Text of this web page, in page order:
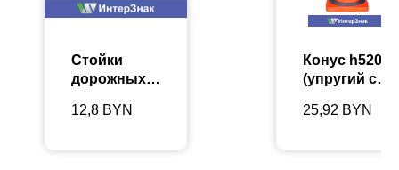
Стойки
дорожных
мм
12,8 BYN
Конус h520
(упругий с
м) и 2
25,92 BYN